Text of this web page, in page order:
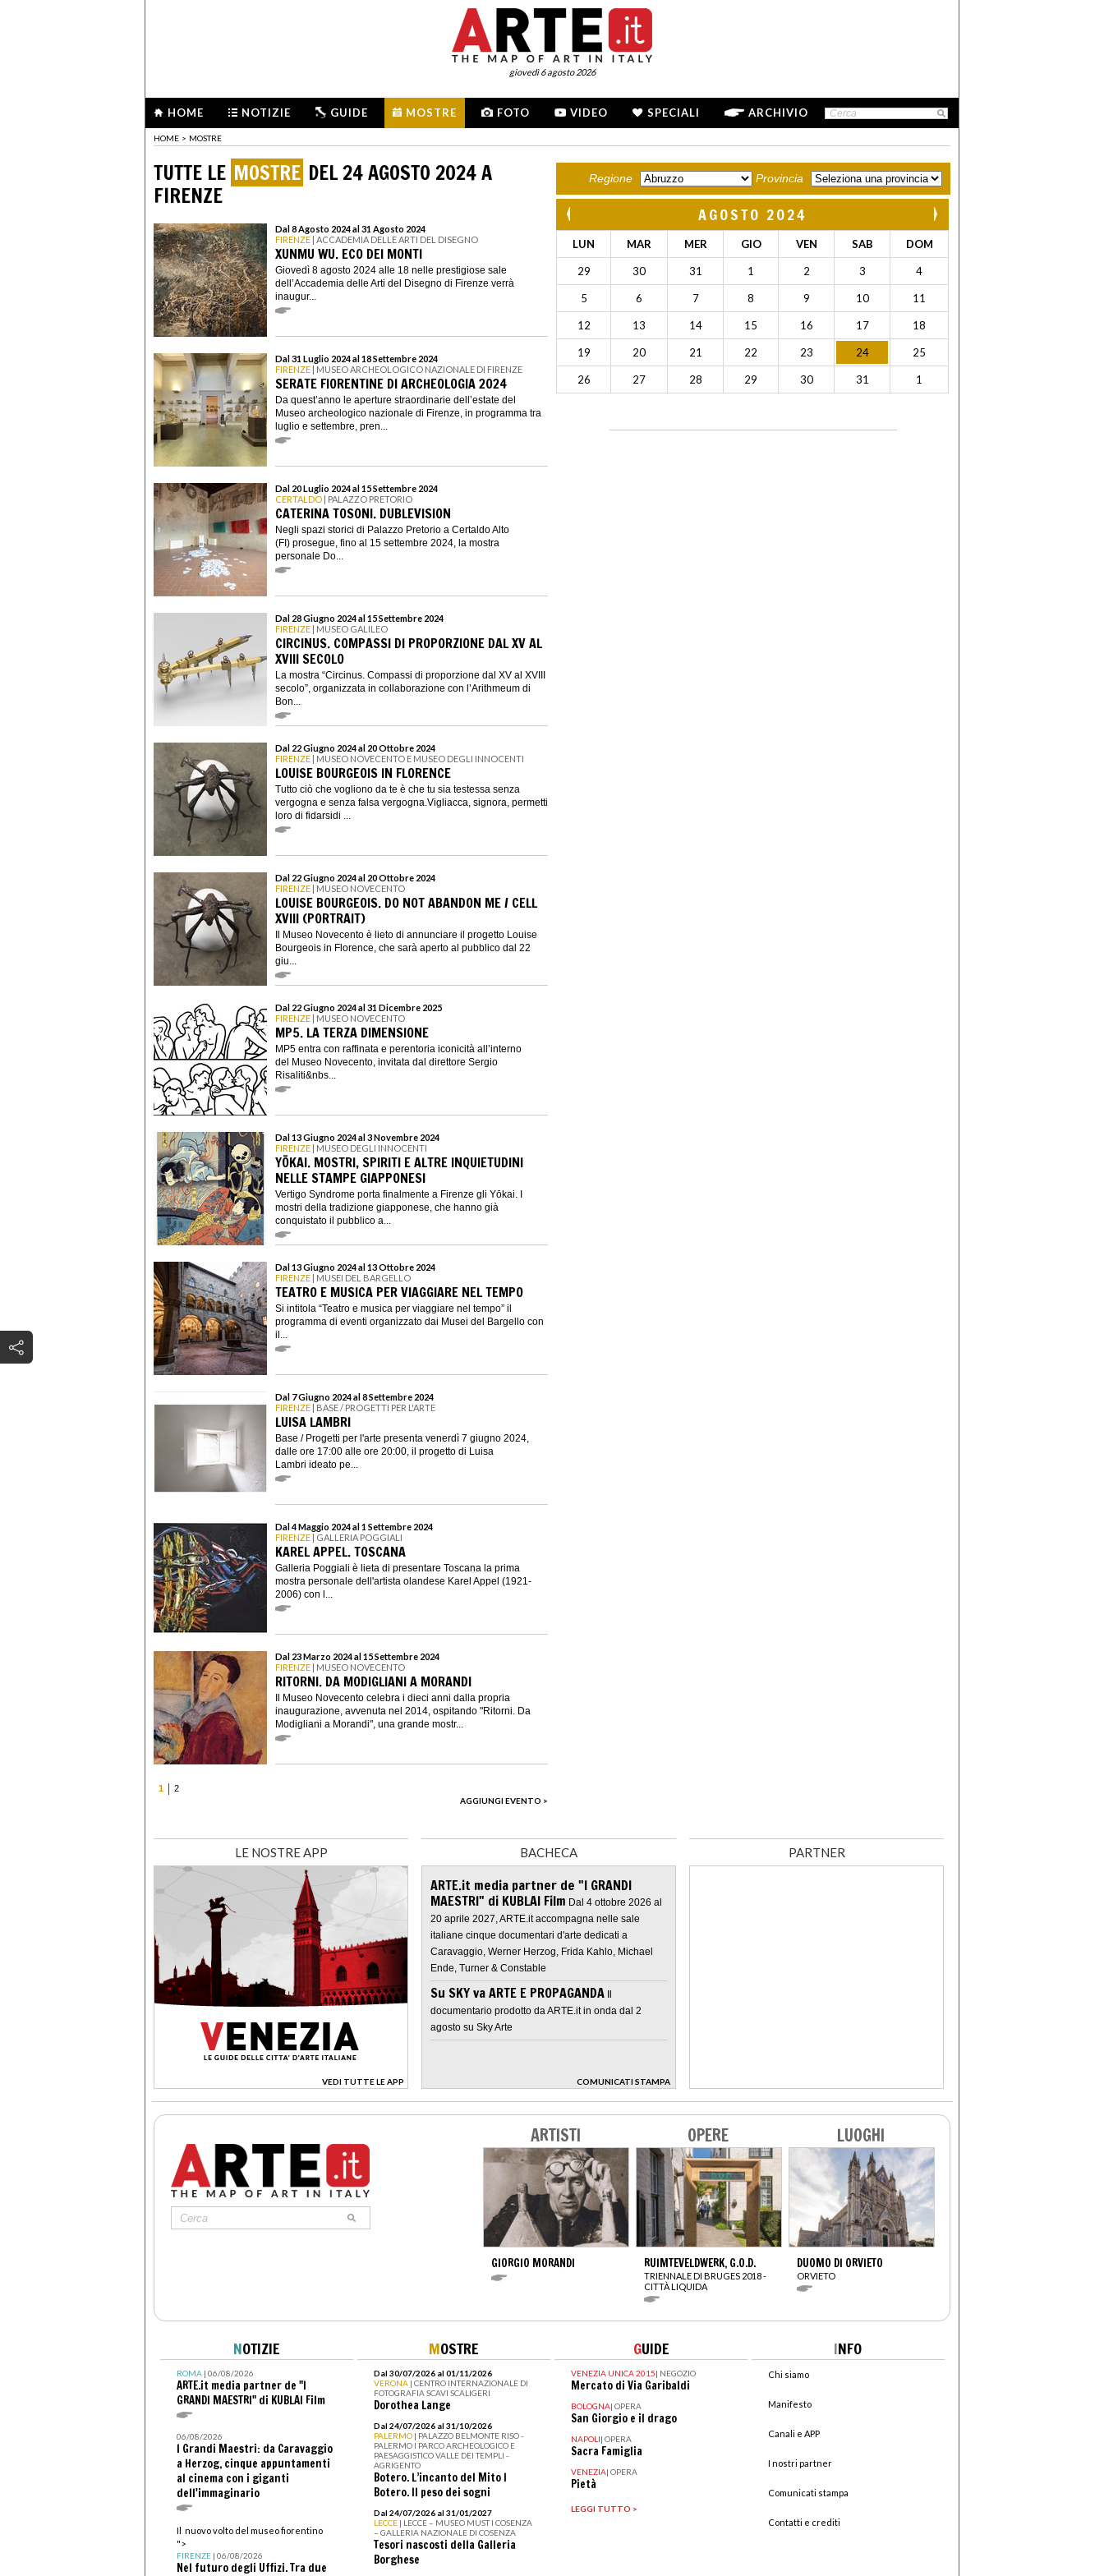
giovedì 6 agosto 2026
HOME NOTIZIE GUIDE MOSTRE FOTO VIDEO SPECIALI ARCHIVIO
HOME > MOSTRE
TUTTE LE MOSTRE DEL 24 AGOSTO 2024 A
FIRENZE
Dal 8 Agosto 2024 al 31 Agosto 2024
FIRENZE | ACCADEMIA DELLE ARTI DEL DISEGNO
XUNMU WU. ECO DEI MONTI
Giovedì 8 agosto 2024 alle 18 nelle prestigiose sale
dell’Accademia delle Arti del Disegno di Firenze verrà
inaugur...
Dal 31 Luglio 2024 al 18 Settembre 2024
FIRENZE | MUSEO ARCHEOLOGICO NAZIONALE DI FIRENZE
SERATE FIORENTINE DI ARCHEOLOGIA 2024
Da quest’anno le aperture straordinarie dell’estate del
Museo archeologico nazionale di Firenze, in programma tra
luglio e settembre, pren...
Dal 20 Luglio 2024 al 15 Settembre 2024
CERTALDO | PALAZZO PRETORIO
CATERINA TOSONI. DUBLEVISION
Negli spazi storici di Palazzo Pretorio a Certaldo Alto
(FI) prosegue, fino al 15 settembre 2024, la mostra
personale Do...
Dal 28 Giugno 2024 al 15 Settembre 2024
FIRENZE | MUSEO GALILEO
CIRCINUS. COMPASSI DI PROPORZIONE DAL XV AL
XVIII SECOLO
La mostra “Circinus. Compassi di proporzione dal XV al XVIII
secolo”, organizzata in collaborazione con l’Arithmeum di
Bon...
Dal 22 Giugno 2024 al 20 Ottobre 2024
FIRENZE | MUSEO NOVECENTO E MUSEO DEGLI INNOCENTI
LOUISE BOURGEOIS IN FLORENCE
Tutto ciò che vogliono da te è che tu sia testessa senza
vergogna e senza falsa vergogna.Vigliacca, signora, permetti
loro di fidarsidi ...
Dal 22 Giugno 2024 al 20 Ottobre 2024
FIRENZE | MUSEO NOVECENTO
LOUISE BOURGEOIS. DO NOT ABANDON ME / CELL
XVIII (PORTRAIT)
Il Museo Novecento è lieto di annunciare il progetto Louise
Bourgeois in Florence, che sarà aperto al pubblico dal 22
giu...
Dal 22 Giugno 2024 al 31 Dicembre 2025
FIRENZE | MUSEO NOVECENTO
MP5. LA TERZA DIMENSIONE
MP5 entra con raffinata e perentoria iconicità all’interno
del Museo Novecento, invitata dal direttore Sergio
Risaliti&nbs...
Dal 13 Giugno 2024 al 3 Novembre 2024
FIRENZE | MUSEO DEGLI INNOCENTI
YŌKAI. MOSTRI, SPIRITI E ALTRE INQUIETUDINI
NELLE STAMPE GIAPPONESI
Vertigo Syndrome porta finalmente a Firenze gli Yōkai. I
mostri della tradizione giapponese, che hanno già
conquistato il pubblico a...
Dal 13 Giugno 2024 al 13 Ottobre 2024
FIRENZE | MUSEI DEL BARGELLO
TEATRO E MUSICA PER VIAGGIARE NEL TEMPO
Si intitola “Teatro e musica per viaggiare nel tempo” il
programma di eventi organizzato dai Musei del Bargello con
il...
Dal 7 Giugno 2024 al 8 Settembre 2024
FIRENZE | BASE / PROGETTI PER L'ARTE
LUISA LAMBRI
Base / Progetti per l'arte presenta venerdì 7 giugno 2024,
dalle ore 17:00 alle ore 20:00, il progetto di Luisa
Lambri ideato pe...
Dal 4 Maggio 2024 al 1 Settembre 2024
FIRENZE | GALLERIA POGGIALI
KAREL APPEL. TOSCANA
Galleria Poggiali è lieta di presentare Toscana la prima
mostra personale dell'artista olandese Karel Appel (1921-
2006) con l...
Dal 23 Marzo 2024 al 15 Settembre 2024
FIRENZE | MUSEO NOVECENTO
RITORNI. DA MODIGLIANI A MORANDI
Il Museo Novecento celebra i dieci anni dalla propria
inaugurazione, avvenuta nel 2014, ospitando "Ritorni. Da
Modigliani a Morandi", una grande mostr...
1
2
AGGIUNGI EVENTO >
Regione Provincia
AGOSTO 2024
LUN MAR MER GIO VEN SAB DOM
29 30 31 1 2 3 4
5 6 7 8 9 10 11
12 13 14 15 16 17 18
19 20 21 22 23 24 25
26 27 28 29 30 31 1
LE NOSTRE APP
VEDI TUTTE LE APP
>
BACHECA
ARTE.it media partner de "I GRANDI
MAESTRI" di KUBLAI Film Dal 4 ottobre 2026 al
20 aprile 2027, ARTE.it accompagna nelle sale
italiane cinque documentari d'arte dedicati a
Caravaggio, Werner Herzog, Frida Kahlo, Michael
Ende, Turner & Constable
Su SKY va ARTE E PROPAGANDA
documentario prodotto da ARTE.it in onda dal 2
agosto su Sky Arte
COMUNICATI STAMPA
>
PARTNER
ARTISTI
GIORGIO MORANDI
OPERE
RUIMTEVELDWERK, G.O.D.
TRIENNALE DI BRUGES 2018 -
CITTÀ LIQUIDA
LUOGHI
DUOMO DI ORVIETO
ORVIETO
NOTIZIE
ROMA| 06/08/2026
ARTE.it media partner de "I
GRANDI MAESTRI" di KUBLAI Film
06/08/2026
I Grandi Maestri: da Caravaggio
a Herzog, cinque appuntamenti
al cinema con i giganti
dell'immaginario
Il nuovo volto del museo fiorentino
">
FIRENZE| 06/08/2026
Nel futuro degli Uffizi. Tra due
MOSTRE
Dal 30/07/2026 al 01/11/2026
VERONA | CENTRO INTERNAZIONALE DI
FOTOGRAFIA SCAVI SCALIGERI
Dorothea Lange
Dal 24/07/2026 al 31/10/2026
PALERMO | PALAZZO BELMONTE RISO -
PALERMO I PARCO ARCHEOLOGICO E
PAESAGGISTICO VALLE DEI TEMPLI -
AGRIGENTO
Botero. L’incanto del Mito I
Botero. Il peso dei sogni
Dal 24/07/2026 al 31/01/2027
LECCE | LECCE – MUSEO MUST I COSENZA
– GALLERIA NAZIONALE DI COSENZA
Tesori nascosti della Galleria
Borghese
GUIDE
VENEZIA UNICA 2015| NEGOZIO
Mercato di Via Garibaldi
BOLOGNA| OPERA
San Giorgio e il drago
NAPOLI| OPERA
Sacra Famiglia
VENEZIA| OPERA
Pietà
LEGGI TUTTO >
INFO
Chi siamo
Manifesto
Canali e APP
I nostri partner
Comunicati stampa
Contatti e crediti